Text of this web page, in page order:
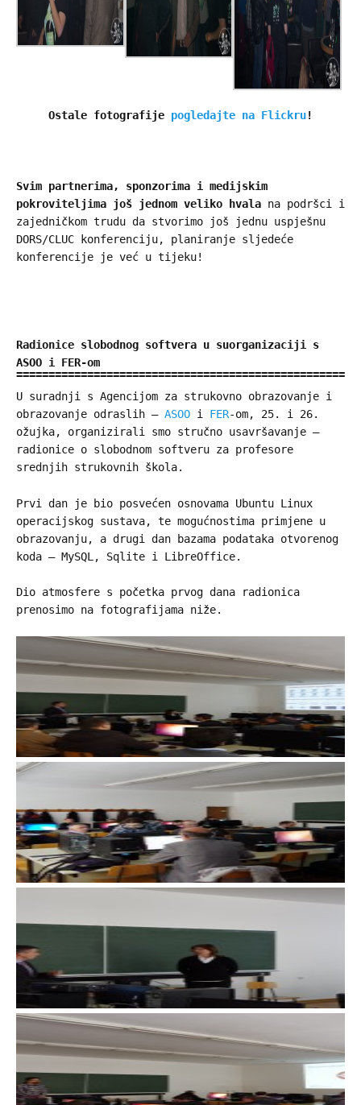
Ostale fotografije pogledajte na Flickru!
Svim partnerima, sponzorima i medijskim
pokroviteljima još jednom veliko hvala na podršci i
zajedničkom trudu da stvorimo još jednu uspješnu
DORS/CLUC konferenciju, planiranje sljedeće
konferencije je već u tijeku!
Radionice slobodnog softvera u suorganizaciji s
ASOO i FER-om
U suradnji s Agencijom za strukovno obrazovanje i
obrazovanje odraslih – ASOO i FER-om, 25. i 26.
ožujka, organizirali smo stručno usavršavanje –
radionice o slobodnom softveru za profesore
srednjih strukovnih škola.
Prvi dan je bio posvećen osnovama Ubuntu Linux
operacijskog sustava, te mogućnostima primjene u
obrazovanju, a drugi dan bazama podataka otvorenog
koda – MySQL, Sqlite i LibreOffice.
Dio atmosfere s početka prvog dana radionica
prenosimo na fotografijama niže.